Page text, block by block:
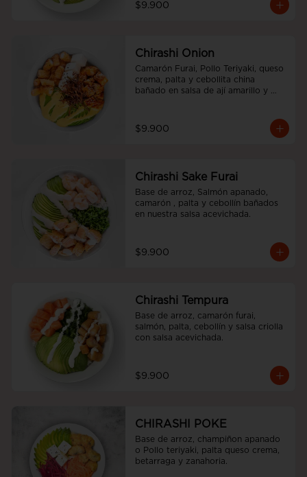
$9.900
Chirashi Onion
Camarón Furai, Pollo Teriyaki, queso
crema, palta y cebollita china
bañado en salsa de ají amarillo y
$9.900
Chirashi Sake Furai
Base de arroz, Salmón apanado,
camarón , palta y cebollín bañados
en nuestra salsa acevichada.
$9.900
Chirashi Tempura
Base de arroz, camarón furai,
salmón, palta, cebollín y salsa criolla
con salsa acevichada.
$9.900
CHIRASHI POKE
Base de arroz, champiñon apanado
o Pollo teriyaki, palta queso crema,
betarraga y zanahoria.